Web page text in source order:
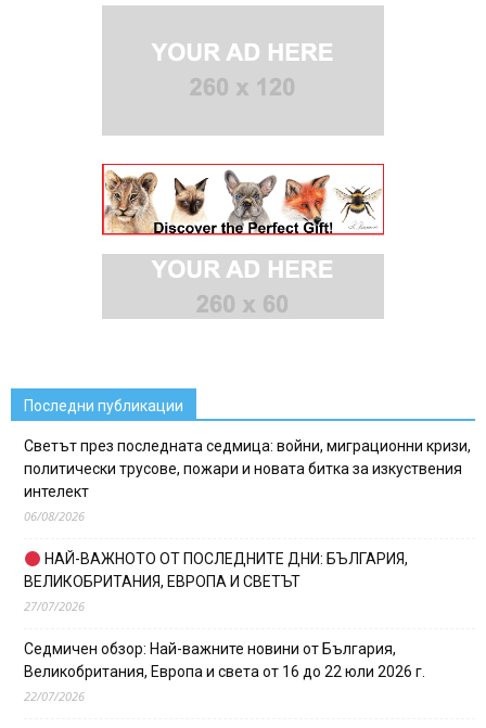
Последни публикации
Светът през последната седмица: войни, миграционни кризи,
политически трусове, пожари и новата битка за изкуствения
интелект
06/08/2026
НАЙ-ВАЖНОТО ОТ ПОСЛЕДНИТЕ ДНИ: БЪЛГАРИЯ,
ВЕЛИКОБРИТАНИЯ, ЕВРОПА И СВЕТЪТ
27/07/2026
Седмичен обзор: Най-важните новини от България,
Великобритания, Европа и света от 16 до 22 юли 2026 г.
22/07/2026